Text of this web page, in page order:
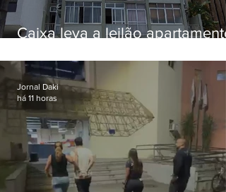
Caixa leva a leilão apartamento
Botafogo
Jornal Daki
há 11 horas